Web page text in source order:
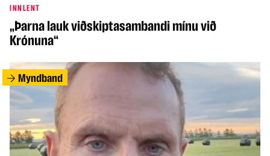
INNLENT
„Þarna lauk viðskiptasambandi mínu við
Krónuna“
Myndband